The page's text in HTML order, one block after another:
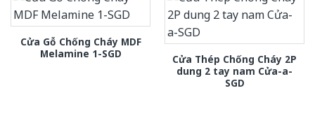
Cửa Gỗ Chống Cháy MDF
Melamine 1-SGD
Cửa Thép Chống Cháy 2P
dung 2 tay nam Cửa-a-
SGD